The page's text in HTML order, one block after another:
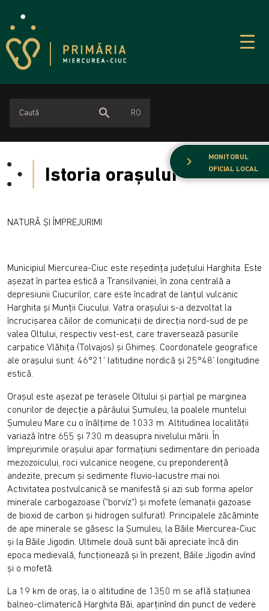
search RO
chevron_right
MONITORUL
OFICIAL LOCAL
Istoria orașului
NATURĂ ŞI ÎMPREJURIMI
Municipiul Miercurea-Ciuc este reşedinţa judeţului Harghita. Este
aşezat în partea estică a Transilvaniei, în zona centrală a
depresiunii Ciucurilor, care este încadrat de lanţul vulcanic
Harghita şi Munţii Ciucului. Vatra oraşului s-a dezvoltat la
încrucişarea căilor de comunicaţii de direcţia nord-sud de pe
valea Oltului, respectiv vest-est, care traversează pasurile
carpatice Vlăhiţa (Tolvajos) şi Ghimeş. Coordonatele geografice
ale oraşului sunt: 46°21’ latitudine nordică şi 25°48’ longitudine
estică.
Oraşul este aşezat pe terasele Oltului şi parţial pe marginea
conurilor de dejecţie a pârâului Şumuleu, la poalele muntelui
Şumuleu Mare cu o înălţime de 1033 m. Altitudinea localităţii
variază între 655 şi 730 m deasupra nivelului mării. În
împrejurimile oraşului apar formaţiuni sedimentare din perioada
mezozoicului, roci vulcanice neogene, cu preponderenţă
andezite, precum şi sedimente fluvio-lacustre mai noi.
Activitatea postvulcanică se manifestă şi azi sub forma apelor
minerale carbogazoase ("borvíz") şi mofete (emanaţii gazoase
de bioxid de carbon şi hidrogen sulfurat). Principalele zăcăminte
de ape minerale se găsesc la Şumuleu, la Băile Miercurea-Ciuc
şi la Băile Jigodin. Ultimele două sunt băi apreciate încă din
epoca medievală, funcţionează şi în prezent, Băile Jigodin avînd
şi o mofetă.
La 19 km de oraş, la o altitudine de 1350 m se află staţiunea
balneo-climaterică Harghita Băi, aparţinînd din punct de vedere